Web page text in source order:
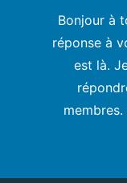
Bonjour à
réponse à
est là.